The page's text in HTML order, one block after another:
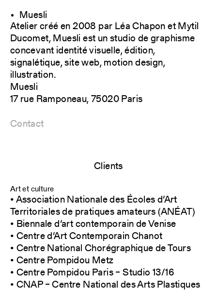
Muesli
Atelier créé en 2008 par Léa Chapon et Mytil
Ducomet, Muesli est un studio de graphisme
concevant identité visuelle, édition,
signalétique, site web, motion design,
illustration.
Muesli
17 rue Ramponeau, 75020 Paris
Contact
Clients
Art et culture
• Association Nationale des Écoles d’Art
Territoriales de pratiques amateurs (ANÉAT)
• Biennale d’art contemporain de Venise
• Centre d’Art Contemporain Chanot
• Centre National Chorégraphique de Tours
• Centre Pompidou Metz
• Centre Pompidou Paris – Studio 13/16
• CNAP – Centre National des Arts Plastiques